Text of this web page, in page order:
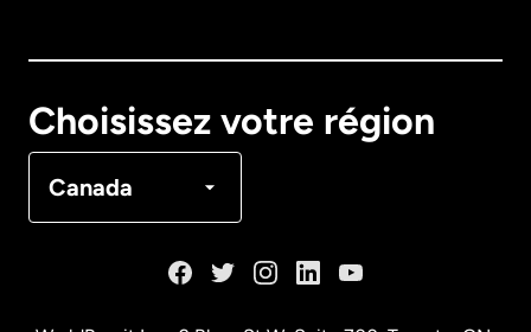
Choisissez votre région
Canada
Français